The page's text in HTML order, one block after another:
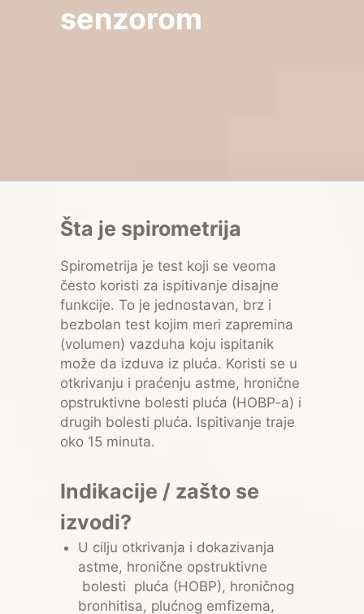
senzorom
Šta je spirometrija
Spirometrija je test koji se veoma
često koristi za ispitivanje disajne
funkcije. To je jednostavan, brz i
bezbolan test kojim meri zapremina
(volumen) vazduha koju ispitanik
može da izduva iz pluća. Koristi se u
otkrivanju i praćenju astme, hronične
opstruktivne bolesti pluća (HOBP-a) i
drugih bolesti pluća. Ispitivanje traje
oko 15 minuta.
Indikacije / zašto se
izvodi?
U cilju otkrivanja i dokazivanja
astme, hronične opstruktivne
bolesti pluća (HOBP), hroničnog
bronhitisa, plućnog emfizema,